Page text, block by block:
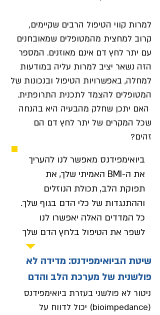
למרות קווי הטיפול הרבים שקיימים,
קרוב למחצית מהמטופלים שמאובחנים
עם יתר לחץ דם אינם מאוזנים. המספר
הזה נשאר יציב למרות עליה במודעות
למחלה, באפשרויות הטיפול ובנכונות של
המטופלים להצמד לתכנית התרופתית.
האם יתכן שחלק מהבעיה היא בהנחה
שכל המקרים של יתר לחץ דם הם
זהים?
ביואימפידנס מאפשר לנו להעריך
את ה-BMI האמיתי שלך, את
תפוקת הלב, תכולת הנוזלים
וההתנגדות של כלי הדם בגוף שלך.
כל המדדים האלה יאפשרו לנו
לשפר את הטיפול בלחץ הדם שלך
שיטת הביואימפידנס: מדידה לא
פולשנית של מערכת הלב והדם
ניטור לא פולשני בעזרת ביואימפידנס
(bioimpedance) יכול לדווח על